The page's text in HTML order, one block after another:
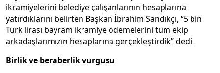
ikramiyelerini belediye çalışanlarının hesaplarına
yatırdıklarını belirten Başkan İbrahim Sandıkçı, “5 bin
Türk lirası bayram ikramiye ödemelerini tüm ekip
arkadaşlarımızın hesaplarına gerçekleştirdik” dedi.
Birlik ve beraberlik vurgusu